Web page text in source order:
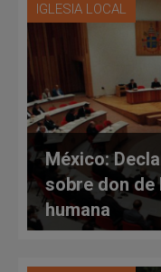
IGLESIA LOCAL
México:
sobre don de
humana